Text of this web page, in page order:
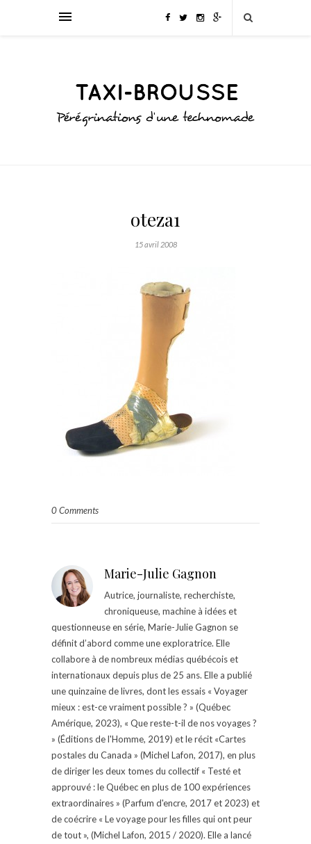
oteza1
15 avril 2008
0 Comments
Marie-Julie Gagnon
Autrice, journaliste, recherchiste,
chroniqueuse, machine à idées et
questionneuse en série, Marie-Julie Gagnon se
définit d’abord comme une exploratrice. Elle
collabore à de nombreux médias québécois et
internationaux depuis plus de 25 ans. Elle a publié
une quinzaine de livres, dont les essais « Voyager
mieux : est-ce vraiment possible ? » (Québec
Amérique, 2023), « Que reste-t-il de nos voyages ?
» (Éditions de l'Homme, 2019) et le récit «Cartes
postales du Canada » (Michel Lafon, 2017), en plus
de diriger les deux tomes du collectif « Testé et
approuvé : le Québec en plus de 100 expériences
extraordinaires » (Parfum d'encre, 2017 et 2023) et
de coécrire « Le voyage pour les filles qui ont peur
de tout », (Michel Lafon, 2015 / 2020). Elle a lancé